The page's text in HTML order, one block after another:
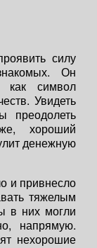
силу
Он
как символ
Увидеть
хороший
денежную
и привнесло
тяжелым
в них могли
напрямую.
нехорошие